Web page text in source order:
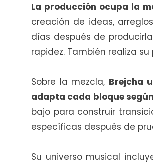
La producción ocupa la
creación de ideas,
días después de
rapidez. También realiza
Sobre la mezcla, Brejcha
adapta cada bloque
bajo para construir
específicas después de
Su universo musical